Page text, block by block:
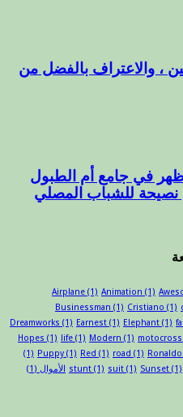
، والاعتراف بالفضل من
في جامع أم الطبول
نصيحة للشباب المصلي
Airplane (1) Animation (1)
Businessman (1) Cristiano (1)
Dreamworks (1) Earnest (1) Elephant (1)
Hopes (1) life (1) Modern (1) motocross
(1) Puppy (1) Red (1) road (1) Ronaldo
stunt (1) suit (1) Sunset (1) الأموال (1)